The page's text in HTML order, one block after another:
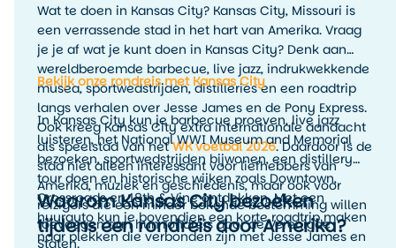
Wat te doen in Kansas City? Kansas City, Missouri is
een verrassende stad in het hart van Amerika. Vraag
je je af wat je kunt doen in Kansas City? Denk aan
wereldberoemde barbecue, live jazz, indrukwekkende
musea, sportwedstrijden, distilleries en een roadtrip
langs verhalen over Jesse James en de Pony Express.
Ook kreeg Kansas City extra internationale aandacht
als speelstad van hetWK voetbal 2026. Daardoor is de
stad niet alleen interessant voor liefhebbers van
Amerika, muziek en geschiedenis, maar ook voor
reizigers die een minder bekende bestemming willen
toevoegen aan hun rondreis door de Verenigde
Staten.
Bekijk onze rondreis met Kansas City
In Kansas City kun je barbecue proeven, live jazz
luisteren, het National WWI Museum and Memorial
bezoeken, sportwedstrijden bijwonen, een distillery
tour doen en historische wijken zoals Downtown,
Crossroads en 18th & Vine ontdekken. Met een
huurauto kun je bovendien een korte roadtrip maken
naar plekken die verbonden zijn met Jesse James en
Waarom Kansas City bezoeken
tijdens een rondreis door Amerika?